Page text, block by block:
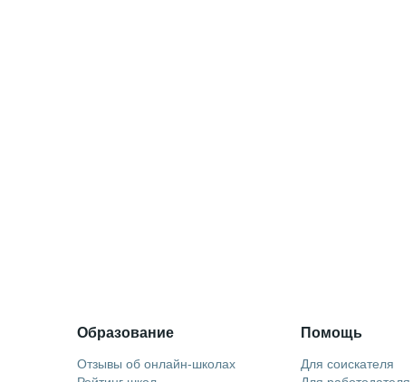
Образование
Отзывы об онлайн-школах
Помощь
Для соискателя